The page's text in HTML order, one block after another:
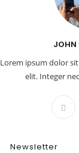
JOHN
Lorem ipsum dolor
elit. Integer
Newsletter